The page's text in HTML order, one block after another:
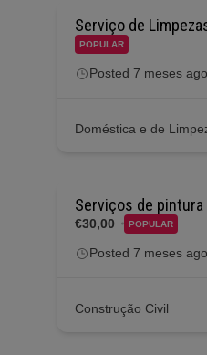
Serviço de
POPULAR
Posted 7 meses ago
Doméstica e de
Serviços de
€30,00 POPULAR
Posted 7 meses ago
Construção Civil